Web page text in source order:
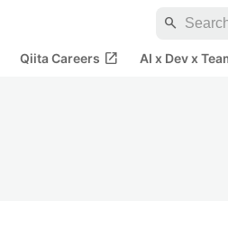
search
Qiita Careers open_in_new AI x Dev x